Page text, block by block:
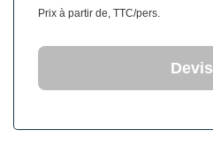
Prix à partir de, TTC/pers.
Devis